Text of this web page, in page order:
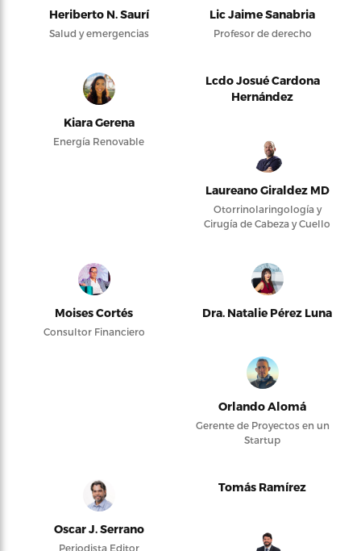
Heriberto N. Saurí
Salud y emergencias
Lic Jaime Sanabria
Profesor de derecho
Kiara Gerena
Energía Renovable
Lcdo Josué Cardona
Hernández
Laureano Giraldez MD
Otorrinolaringología y
Cirugía de Cabeza y Cuello
Moises Cortés
Consultor Financiero
Dra. Natalie Pérez Luna
Orlando Alomá
Gerente de Proyectos en un
Startup
Oscar J. Serrano
Periodista Editor
Tomás Ramírez